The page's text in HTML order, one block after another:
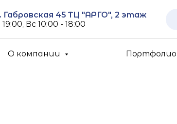
Габровская 45 ТЦ "АРГО", 2 этаж
Вс 10:00 - 18:00
О компании Портфолио